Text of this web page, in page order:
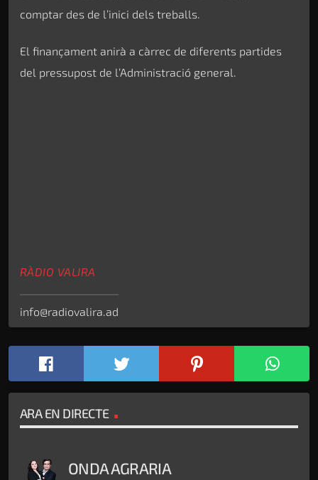
comptar des de l’inici dels treballs.
El finançament anirà a càrrec de diferents partides
del pressupost de l’Administració general.
RÀDIO VALIRA
info@radiovalira.ad
ARA EN DIRECTE
ONDA AGRARIA